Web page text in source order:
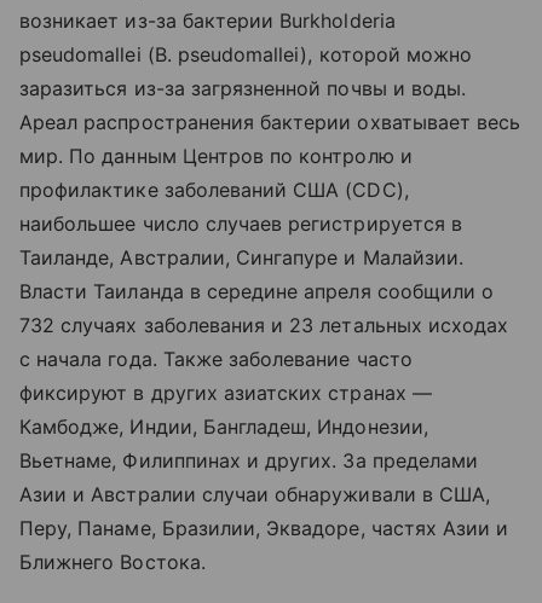
возникает из-за бактерии Burkholderia
pseudomallei (B. pseudomallei), которой можно
заразиться из-за загрязненной почвы и воды.
Ареал распространения бактерии охватывает весь
мир. По данным Центров по контролю и
профилактике заболеваний США (CDC),
наибольшее число случаев регистрируется в
Таиланде, Австралии, Сингапуре и Малайзии.
Власти Таиланда в середине апреля сообщили о
732 случаях заболевания и 23 летальных исходах
с начала года. Также заболевание часто
фиксируют в других азиатских странах —
Камбодже, Индии, Бангладеш, Индонезии,
Вьетнаме, Филиппинах и других. За пределами
Азии и Австралии случаи обнаруживали в США,
Перу, Панаме, Бразилии, Эквадоре, частях Азии и
Ближнего Востока.